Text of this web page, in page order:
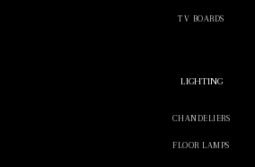
TV BOARDS
LIGHTING
CHANDELIERS
FLOOR LAMPS